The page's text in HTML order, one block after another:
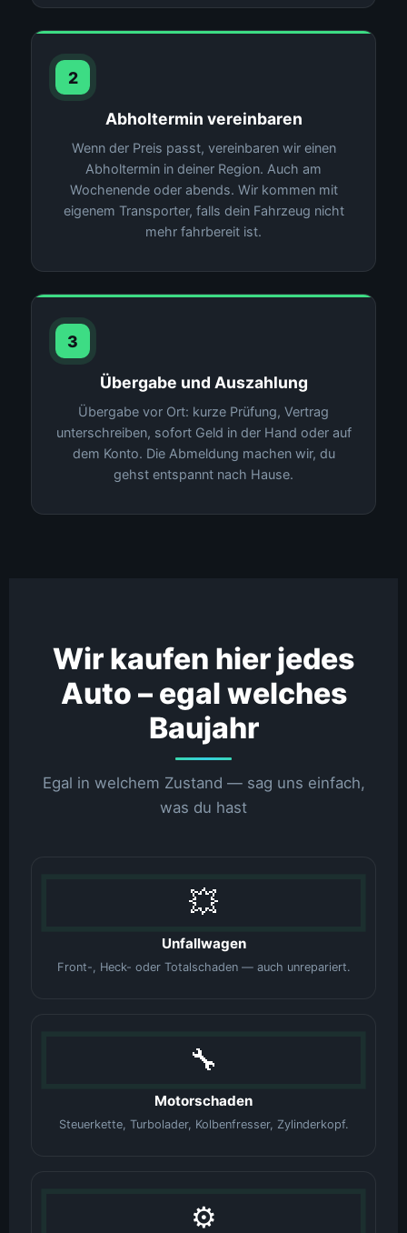
2
Abholtermin vereinbaren
Wenn der Preis passt, vereinbaren wir einen
Abholtermin in deiner Region. Auch am
Wochenende oder abends. Wir kommen mit
eigenem Transporter, falls dein Fahrzeug nicht
mehr fahrbereit ist.
3
Übergabe und Auszahlung
Übergabe vor Ort: kurze Prüfung, Vertrag
unterschreiben, sofort Geld in der Hand oder auf
dem Konto. Die Abmeldung machen wir, du
gehst entspannt nach Hause.
Wir kaufen hier jedes
Auto – egal welches
Baujahr
Egal in welchem Zustand — sag uns einfach,
was du hast
💥
Unfallwagen
Front-, Heck- oder Totalschaden — auch unrepariert.
🔧
Motorschaden
Steuerkette, Turbolader, Kolbenfresser, Zylinderkopf.
⚙️